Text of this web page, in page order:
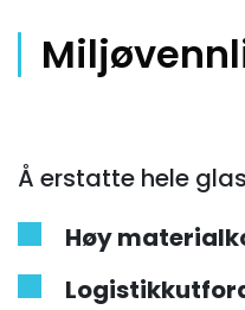
Å erstatte hele
Høy